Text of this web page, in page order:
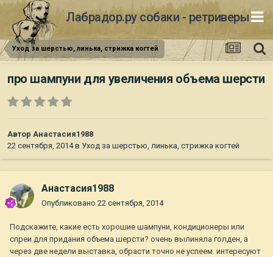
Лабрадор.ру собаки - ретриверы
Уход за шерстью, линька, стрижка когтей
про шампуни для увеличения объема шерсти
Автор Анастасия1988
22 сентября, 2014в Уход за шерстью, линька, стрижка когтей
Анастасия1988
Опубликовано 22 сентября, 2014
Подскажите, какие есть хорошие шампуни, кондиционеры или
спреи для придания объема шерсти? очень вылиняла голден, а
через две недели выставка, обрасти точно не успеем. интересуют